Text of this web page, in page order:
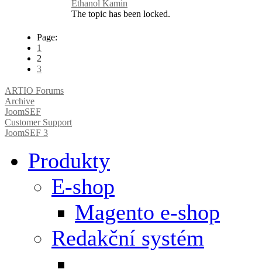
Ethanol Kamin
The topic has been locked.
Page:
1
2
3
ARTIO Forums
Archive
JoomSEF
Customer Support
JoomSEF 3
Produkty
E-shop
Magento e-shop
Redakční systém